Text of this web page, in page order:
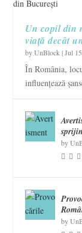
Un copil din
viață decât
byUnBlock |Jul
În România,
influențează
by
by